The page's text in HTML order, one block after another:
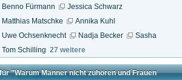
Benno Fürmann
Jessica Schwarz
Matthias Matschke
Annika Kuhl
Uwe Ochsenknecht
Nadja Becker
Sasha
Tom Schilling 27 weitere
"Warum Männer nicht zuhören und Frauen